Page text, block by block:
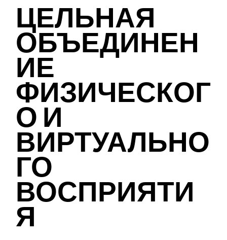
ЦЕЛЬНАЯ
ОБЪЕДИНЕН
ИЕ
ФИЗИЧЕСКОГ
О И
ВИРТУАЛЬНО
ГО
ВОСПРИЯТИ
Я